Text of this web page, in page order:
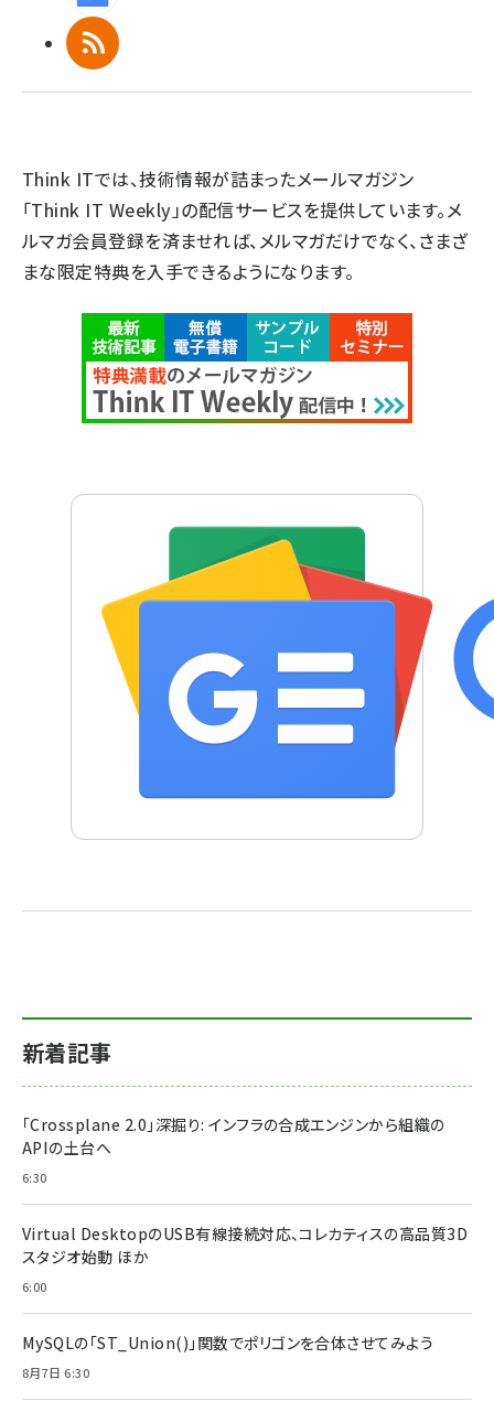
RSS
Think ITでは、技術情報が詰まったメールマガジン
「Think IT Weekly」の配信サービスを提供しています。メ
ルマガ会員登録を済ませれば、メルマガだけでなく、さまざ
まな限定特典を入手できるようになります。
新着記事
「Crossplane 2.0」深掘り: インフラの合成エンジンから組織の
APIの土台へ
6:30
Virtual DesktopのUSB有線接続対応、コレカティスの高品質3D
スタジオ始動 ほか
6:00
MySQLの「ST_Union()」関数でポリゴンを合体させてみよう
8月7日 6:30